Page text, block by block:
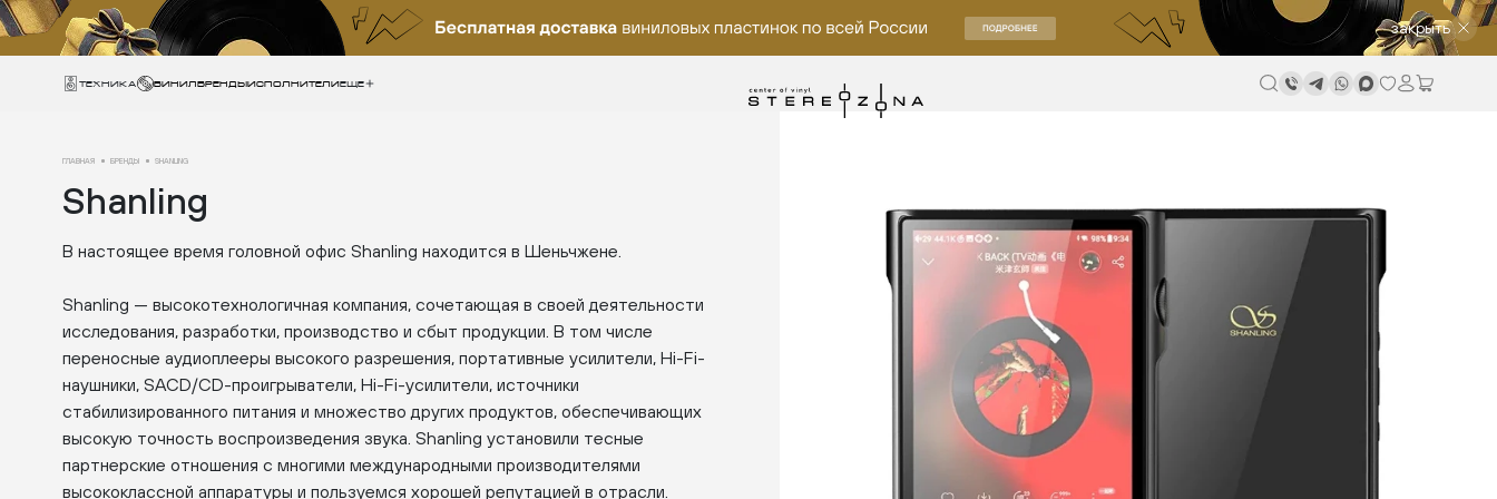
закрыть
Техника ВИНИЛБРЕНДЫИСПОЛНИТЕЛИЕще
ГЛАВНАЯ БРЕНДЫ SHANLING
Shanling
В настоящее время головной офис Shanling находится в Шеньчжене.
Shanling — высокотехнологичная компания, сочетающая в своей деятельности
исследования, разработки, производство и сбыт продукции. В том числе
переносные аудиоплееры высокого разрешения, портативные усилители, Hi-Fi-
наушники, SACD/CD-проигрыватели, Hi-Fi-усилители, источники
стабилизированного питания и множество других продуктов, обеспечивающих
высокую точность воспроизведения звука. Shanling установили тесные
партнерские отношения с многими международными производителями
высококлассной аппаратуры и пользуемся хорошей репутацией в отрасли.